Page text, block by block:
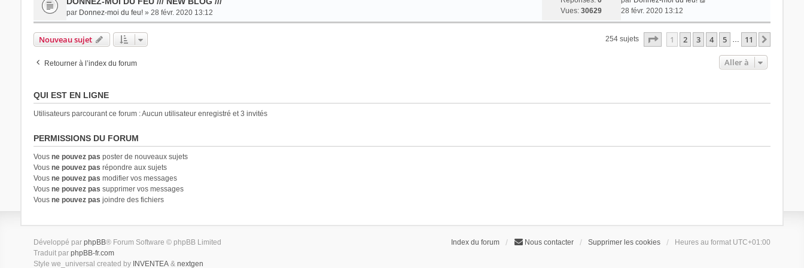
par Donnez-moi du feu!» 28 févr. 2020 13:12
Vues:30629
28 févr. 2020 13:12
Nouveau sujet 254 sujets Page sur11
1 2 3 4 5 … 11
Retourner à l’index du forum Aller à
QUI EST EN LIGNE
Utilisateurs parcourant ce forum : Aucun utilisateur enregistré et 3 invités
PERMISSIONS DU FORUM
Vous ne pouvez pas poster de nouveaux sujets
Vous ne pouvez pas répondre aux sujets
Vous ne pouvez pas modifier vos messages
Vous ne pouvez pas supprimer vos messages
Vous ne pouvez pas joindre des fichiers
Index du forum Nous contacter Supprimer les cookies Heures au format UTC+01:00
Développé par phpBB® Forum Software © phpBB Limited
Traduit par phpBB-fr.com
Style we_universal created by INVENTEA& nextgen